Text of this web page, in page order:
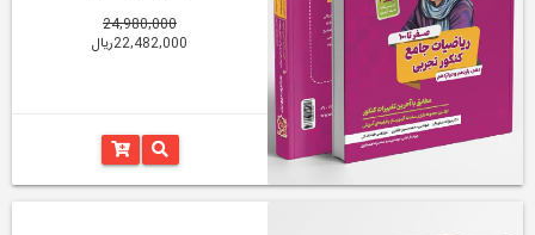
24,980,000
22,482,000ریال